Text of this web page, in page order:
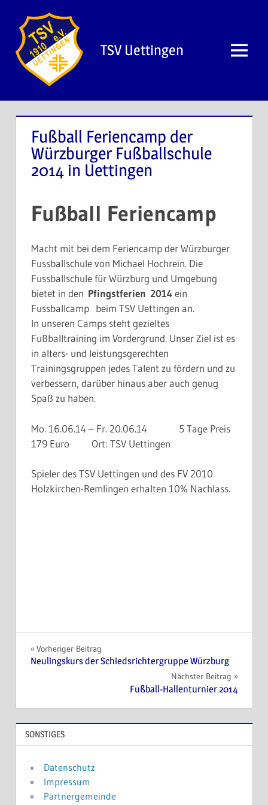
Inhalt
springen
TSV Uettingen Menü
Fußball Feriencamp der
Würzburger Fußballschule
2014 in Uettingen
Fußball Feriencamp
Macht mit bei dem Feriencamp der Würzburger
Fussballschule von Michael Hochrein. Die
Fussballschule für Würzburg und Umgebung
bietet in den Pfingstferien 2014ein
Fussballcamp beim TSV Uettingen an.
In unseren Camps steht gezieltes
Fußballtraining im Vordergrund. Unser Ziel ist es
in alters- und leistungsgerechten
Trainingsgruppen jedes Talent zu fördern und zu
verbessern, darüber hinaus aber auch genug
Spaß zu haben.
Mo. 16.06.14 – Fr. 20.06.14 5 Tage Preis
179 Euro Ort: TSV Uettingen
Spieler des TSV Uettingen und des FV 2010
Holzkirchen-Remlingen erhalten 10% Nachlass.
Beitragsnavigation
Vorheriger Beitrag
Neulingskurs der Schiedsrichtergruppe Würzburg
Nächster Beitrag
Fußball-Hallenturnier 2014
SONSTIGES
Datenschutz
Impressum
Partnergemeinde